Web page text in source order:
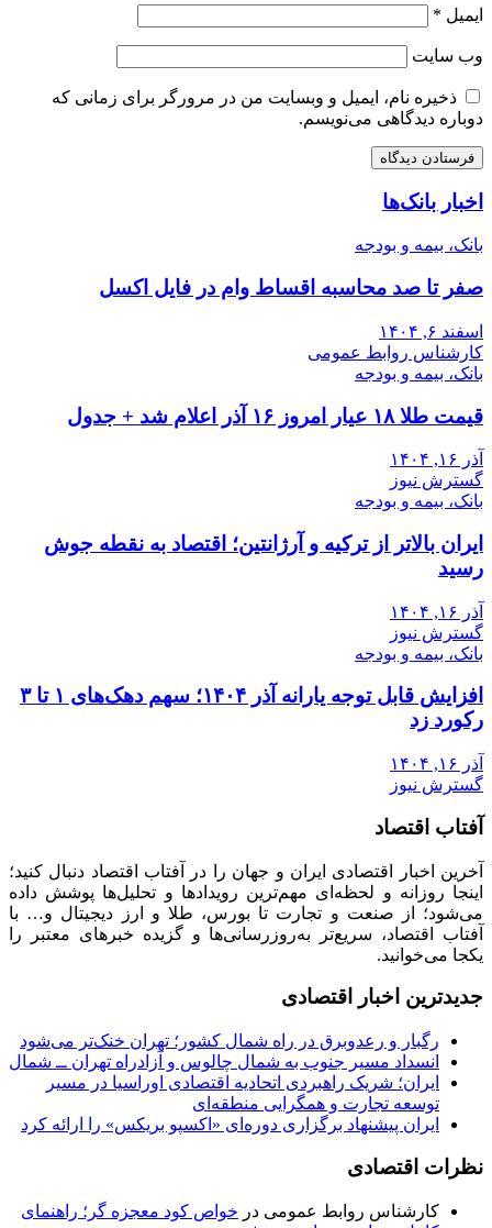
ایمیل *
وب‌ سایت
ذخیره نام، ایمیل و وبسایت من در مرورگر برای زمانی که
دوباره دیدگاهی می‌نویسم.
اخبار بانک‌ها
بانک، بیمه و بودجه
صفر تا صد محاسبه اقساط وام در فایل اکسل
اسفند ۶, ۱۴۰۴
کارشناس روابط عمومی
بانک، بیمه و بودجه
قیمت طلا ۱۸ عیار امروز ۱۶ آذر اعلام شد + جدول
آذر ۱۶, ۱۴۰۴
گسترش نیوز
بانک، بیمه و بودجه
ایران بالاتر از ترکیه و آرژانتین؛ اقتصاد به نقطه جوش
رسید
آذر ۱۶, ۱۴۰۴
گسترش نیوز
بانک، بیمه و بودجه
افزایش قابل توجه یارانه آذر ۱۴۰۴؛ سهم دهک‌های ۱ تا ۳
رکورد زد
آذر ۱۶, ۱۴۰۴
گسترش نیوز
آفتاب اقتصاد
آخرین اخبار اقتصادی ایران و جهان را در آفتاب اقتصاد دنبال کنید؛
اینجا روزانه و لحظه‌ای مهم‌ترین رویدادها و تحلیل‌ها پوشش داده
می‌شود؛ از صنعت و تجارت تا بورس، طلا و ارز دیجیتال و… با
آفتاب اقتصاد، سریع‌تر به‌روزرسانی‌ها و گزیده خبرهای معتبر را
یکجا می‌خوانید.
جدیدترین اخبار اقتصادی
رگبار و رعدوبرق در راه شمال کشور؛ تهران خنک‌تر می‌شود
انسداد مسیر جنوب به شمال چالوس و آزادراه تهران ــ شمال
ایران؛ شریک راهبردی اتحادیه اقتصادی اوراسیا در مسیر
توسعه تجارت و همگرایی منطقه‌ای
ایران پیشنهاد برگزاری دوره‌ای «اکسپو بریکس» را ارائه کرد
نظرات اقتصادی
کارشناس روابط عمومی در خواص کود معجزه گر؛ راهنمای